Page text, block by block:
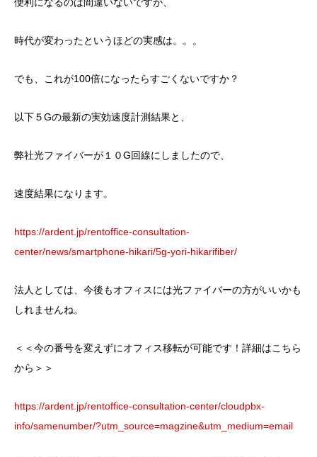
時代が変わったというほどの実感は。。。
でも、これが100倍になったらすごくないですか？
以下５Gの最新の実効速度計測結果と、
弊社光ファイバーが１０G回線にしましたので、
速度結果になります。
https://ardent.jp/rentoffice-consultation-
center/news/smartphone-hikari/5g-yori-hikarifiber/
法人としては、今後もオフィスには光ファイバーの方がいいかも
しれませんね。
＜＜今の番号を変えずにオフィス移転が可能です！詳細はこちら
から＞＞
https://ardent.jp/rentoffice-consultation-center/cloudpbx-
info/samenumber/?utm_source=magzine&utm_medium=email